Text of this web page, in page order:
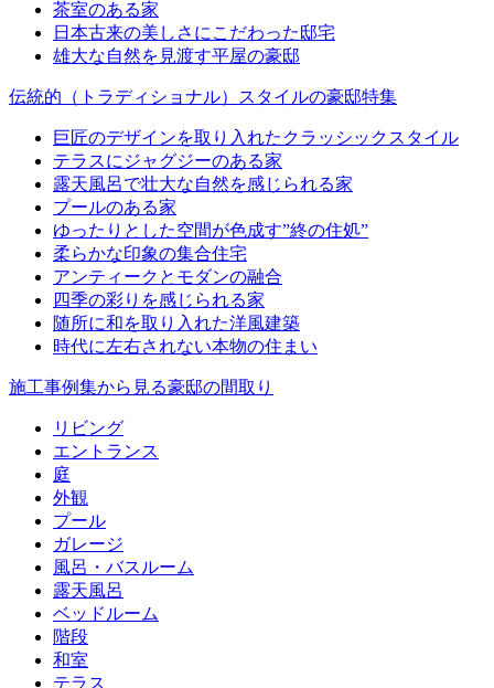
茶室のある家
日本古来の美しさにこだわった邸宅
雄大な自然を見渡す平屋の豪邸
伝統的（トラディショナル）スタイルの豪邸特集
巨匠のデザインを取り入れたクラッシックスタイル
テラスにジャグジーのある家
露天風呂で壮大な自然を感じられる家
プールのある家
ゆったりとした空間が色成す”終の住処”
柔らかな印象の集合住宅
アンティークとモダンの融合
四季の彩りを感じられる家
随所に和を取り入れた洋風建築
時代に左右されない本物の住まい
施工事例集から見る豪邸の間取り
リビング
エントランス
庭
外観
プール
ガレージ
風呂・バスルーム
露天風呂
ベッドルーム
階段
和室
テラス